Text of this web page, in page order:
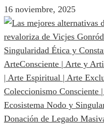
16 noviembre, 2025